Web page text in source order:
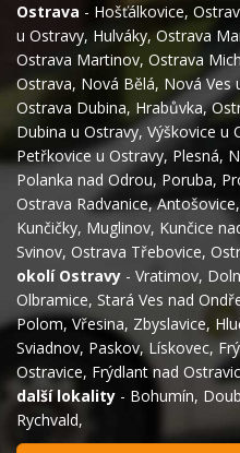
Ostrava - Hošťálkovice,
u Ostravy, Hulváky, Ostrava
Ostrava Martinov, Ostrava
Ostrava, Nová Bělá, Nová Ves
Ostrava Dubina, Hrabůvka,
Dubina u Ostravy, Výškovice u
Petřkovice u Ostravy, Plesná,
Polanka nad Odrou, Poruba,
Ostrava Radvanice,Antošovice,
Kunčičky, Muglinov, Kunčice
Svinov, Ostrava Třebovice,
okolí Ostravy - Vratimov,
Olbramice, Stará Ves nad
Polom,Vřesina, Zbyslavice,
Sviadnov, Paskov, Lískovec,
Ostravice, Frýdlant nad
další lokality - Bohumín,
Rychvald,